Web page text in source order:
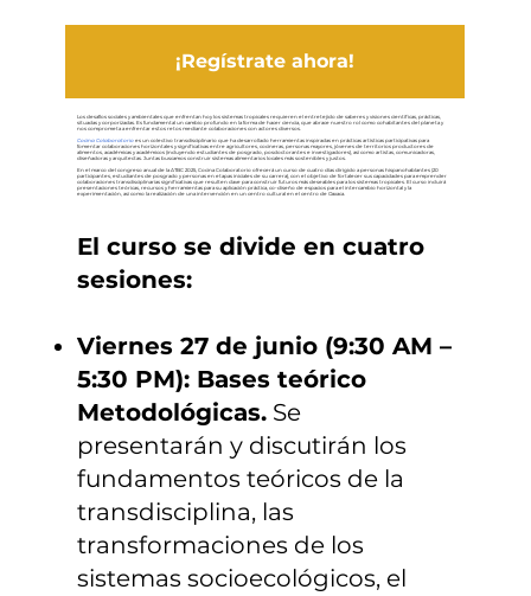
¡Regístrate ahora!
Los desafíos sociales y ambientales que enfrentan hoy los sistemas tropicales requieren el entretejido de saberes y visiones científicas, prácticas,
situadas y corporizadas. Es fundamental un cambio profundo en la forma de hacer ciencia, que abrace nuestro rol como cohabitantes del planeta y
nos comprometa a enfrentar estos retos mediante colaboraciones con actores diversos.
Cocina Colaboratorio es un colectivo transdisciplinario que ha desarrollado herramientas inspiradas en prácticas artísticas participativas para
fomentar colaboraciones horizontales y significativas entre agricultores, cocineras, personas mayores, jóvenes de territorios productores de
alimentos, académicas y académicos (incluyendo estudiantes de posgrado, posdoctorantes e investigadores), así como artistas, comunicadoras,
diseñadoras y arquitectas. Juntas buscamos construir sistemas alimentarios locales más sostenibles y justos.
En el marco del congreso anual de la ATBC 2025, Cocina Colaboratorio ofrecerá un curso de cuatro días dirigido a personas hispanohablantes (20
participantes, estudiantes de posgrado y personas en etapas iniciales de su carrera), con el objetivo de fortalecer sus capacidades para emprender
colaboraciones transdisciplinarias significativas que resulten clave para construir futuros más deseables para los sistemas tropicales. El curso incluirá
presentaciones teóricas, recursos y herramientas para su aplicación práctica, co-diseño de espacios para el intercambio horizontal y la
experimentación, así como la realización de una intervención en un centro cultural en el centro de Oaxaca.
El curso se divide en cuatro
sesiones:
Viernes 27 de junio (9:30 AM –
5:30 PM): Bases teórico
Metodológicas. Se
presentarán y discutirán los
fundamentos teóricos de la
transdisciplina, las
transformaciones de los
sistemas socioecológicos, el